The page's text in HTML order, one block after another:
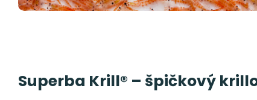
Superba Krill® – špičkový